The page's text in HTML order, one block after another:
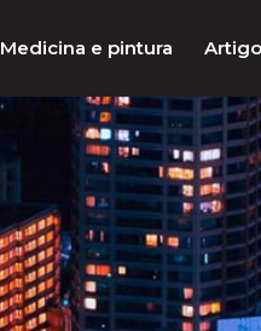
Medicina e pintura